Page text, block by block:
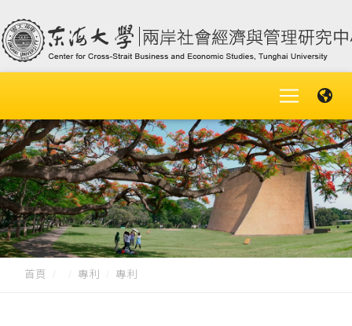
首頁 專利 專利